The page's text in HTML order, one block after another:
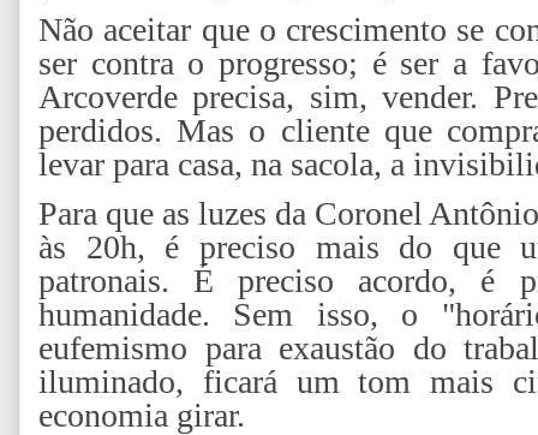
Não aceitar que o crescimento se
ser contra o progresso; é ser a
Arcoverde precisa, sim, vender.
perdidos. Mas o cliente que
levar para casa, na sacola, a
Para que as luzes da Coronel
às 20h, é preciso mais do que
patronais. É preciso acordo, é
humanidade. Sem isso, o
eufemismo para exaustão do
iluminado, ficará um tom mais
economia girar.